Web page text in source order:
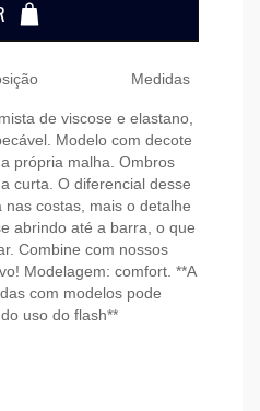
Medidas
de viscose e elastano,
Modelo com decote
própria malha. Ombros
curta. O diferencial desse
costas, mais o detalhe
abrindo até a barra, o que
Combine com nossos
Modelagem: comfort. **A
com modelos pode
uso do flash**